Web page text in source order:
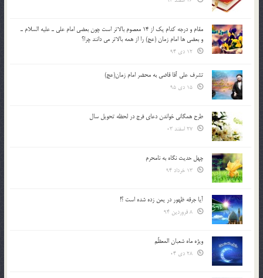
مقام و درجه كدام يك از 14 معصوم بالاتر است چون بعضي امام علي ـ عليه السلام ـ
و بعضي ها امام زمان (عج) را از همه بالاتر مي دانند چرا؟
تشرف علي آقا قاضي به محضر امام زمان(عج)
طرح همگانی خواندن دعای فرج در لحظه تحویل سال
چهل حدیث نگاه به نامحرم
آیا جرقه ظهور در یمن زده شده است ؟!
ویژه ماه شعبان المعظّم